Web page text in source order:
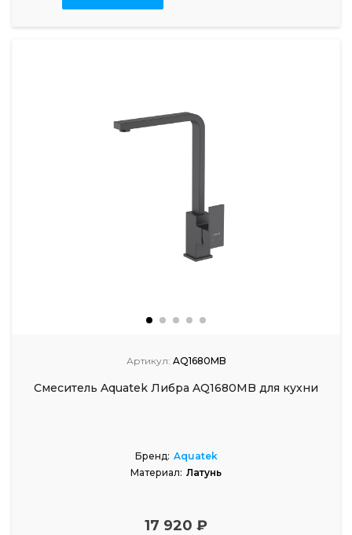
Артикул: AQ1680MB
Смеситель Aquatek Либра AQ1680MB для кухни
Бренд: Aquatek
Материал: Латунь
17 920 ₽